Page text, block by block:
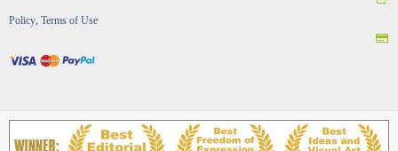
Policy, Terms of Use